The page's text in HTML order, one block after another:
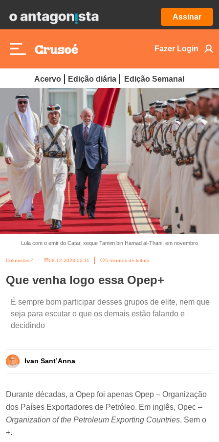
Assinar
Fazer Login
Acervo Edição diária Edição Semanal
Lula com o emir do Catar, xeque Tamim bin Hamad al-Thani, em novembro
Colunistas 08.12.2023 02:11 5 minutos de leitura
Que venha logo essa Opep+
É sempre bom participar desses grupos de elite, nem que
seja para escutar o que os demais estão falando e
decidindo
Ivan Sant’Anna
Durante décadas, a Opep foi apenas Opep – Organização
dos Países Exportadores de Petróleo. Em inglês, Opec –
Organization of the Petroleum Exporting Countries. Sem o
+.